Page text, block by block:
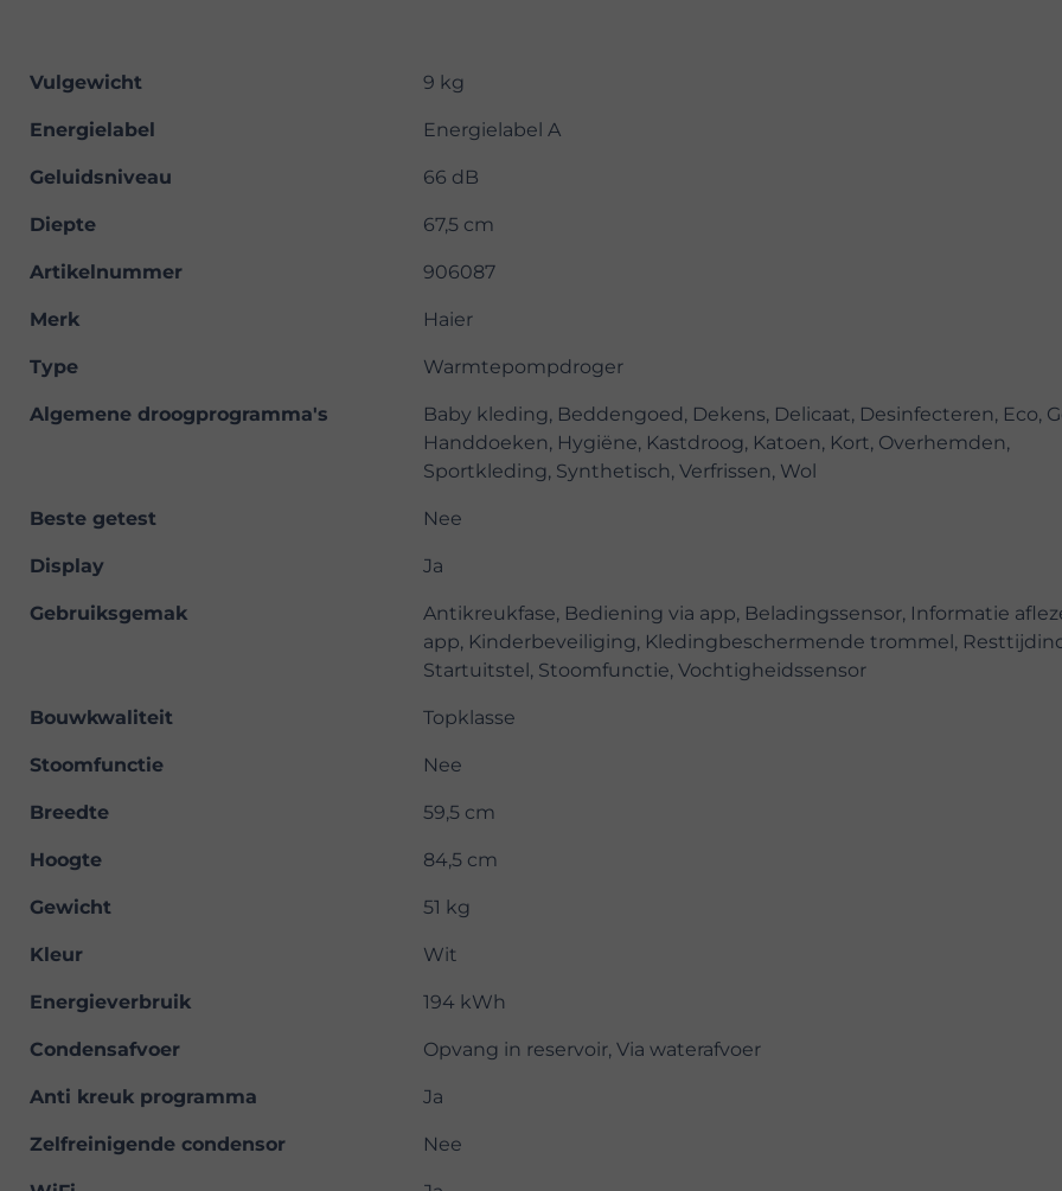
Vulgewicht 9 kg
Energielabel Energielabel A
Geluidsniveau 66 dB
Diepte 67,5 cm
Artikelnummer 906087
Merk Haier
Type Warmtepompdroger
Algemene droogprogramma's
Baby kleding, Beddengoed, Dekens, Delicaat, Desinfecteren, Eco,
Handdoeken, Hygiëne, Kastdroog, Katoen, Kort, Overhemden,
Sportkleding, Synthetisch, Verfrissen, Wol
Beste getest Nee
Display Ja
Gebruiksgemak
Antikreukfase, Bediening via app, Beladingssensor, Informatie
app, Kinderbeveiliging, Kledingbeschermende trommel,
Startuitstel, Stoomfunctie, Vochtigheidssensor
Bouwkwaliteit Topklasse
Stoomfunctie Nee
Breedte 59,5 cm
Hoogte 84,5 cm
Gewicht 51 kg
Kleur Wit
Energieverbruik 194 kWh
Condensafvoer Opvang in reservoir, Via waterafvoer
Anti kreuk programma Ja
Zelfreinigende condensor Nee